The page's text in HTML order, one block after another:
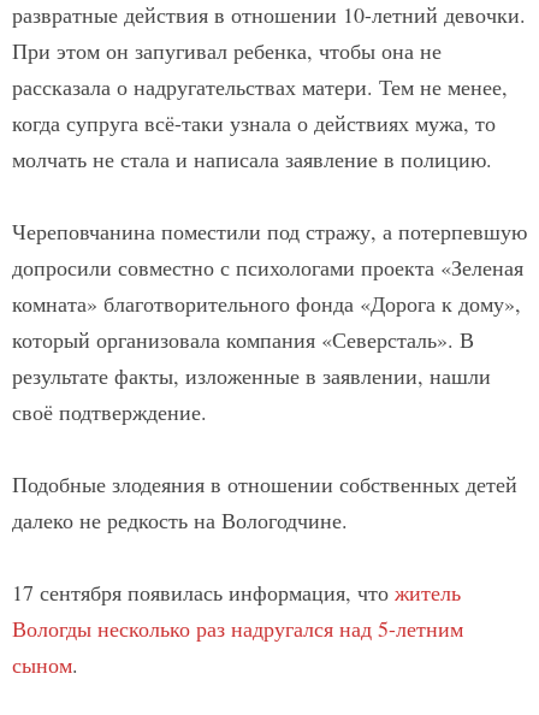
развратные действия в отношении 10-летний девочки.
При этом он запугивал ребенка, чтобы она не
рассказала о надругательствах матери. Тем не менее,
когда супруга всё-таки узнала о действиях мужа, то
молчать не стала и написала заявление в полицию.
Череповчанина поместили под стражу, а потерпевшую
допросили совместно с психологами проекта «Зеленая
комната» благотворительного фонда «Дорога к дому»,
который организовала компания «Северсталь». В
результате факты, изложенные в заявлении, нашли
своё подтверждение.
Подобные злодеяния в отношении собственных детей
далеко не редкость на Вологодчине.
17 сентября появилась информация, что житель
Вологды несколько раз надругался над 5-летним
сыном.